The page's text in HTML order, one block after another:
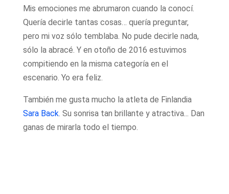
Mis emociones me abrumaron cuando la conocí.
Quería decirle tantas cosas… quería preguntar,
pero mi voz sólo temblaba. No pude decirle nada,
sólo la abracé. Y en otoño de 2016 estuvimos
compitiendo en la misma categoría en el
escenario. Yo era feliz.
También me gusta mucho la atleta de Finlandia
Sara Back . Su sonrisa tan brillante y atractiva... Dan
ganas de mirarla todo el tiempo.